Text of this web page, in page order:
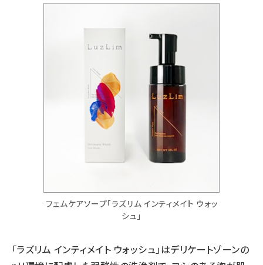
フェムケアソープ「ラズリム インティメイト ウォッ
シュ」
「ラズリム インティメイト ウォッシュ」はデリケートゾーンの